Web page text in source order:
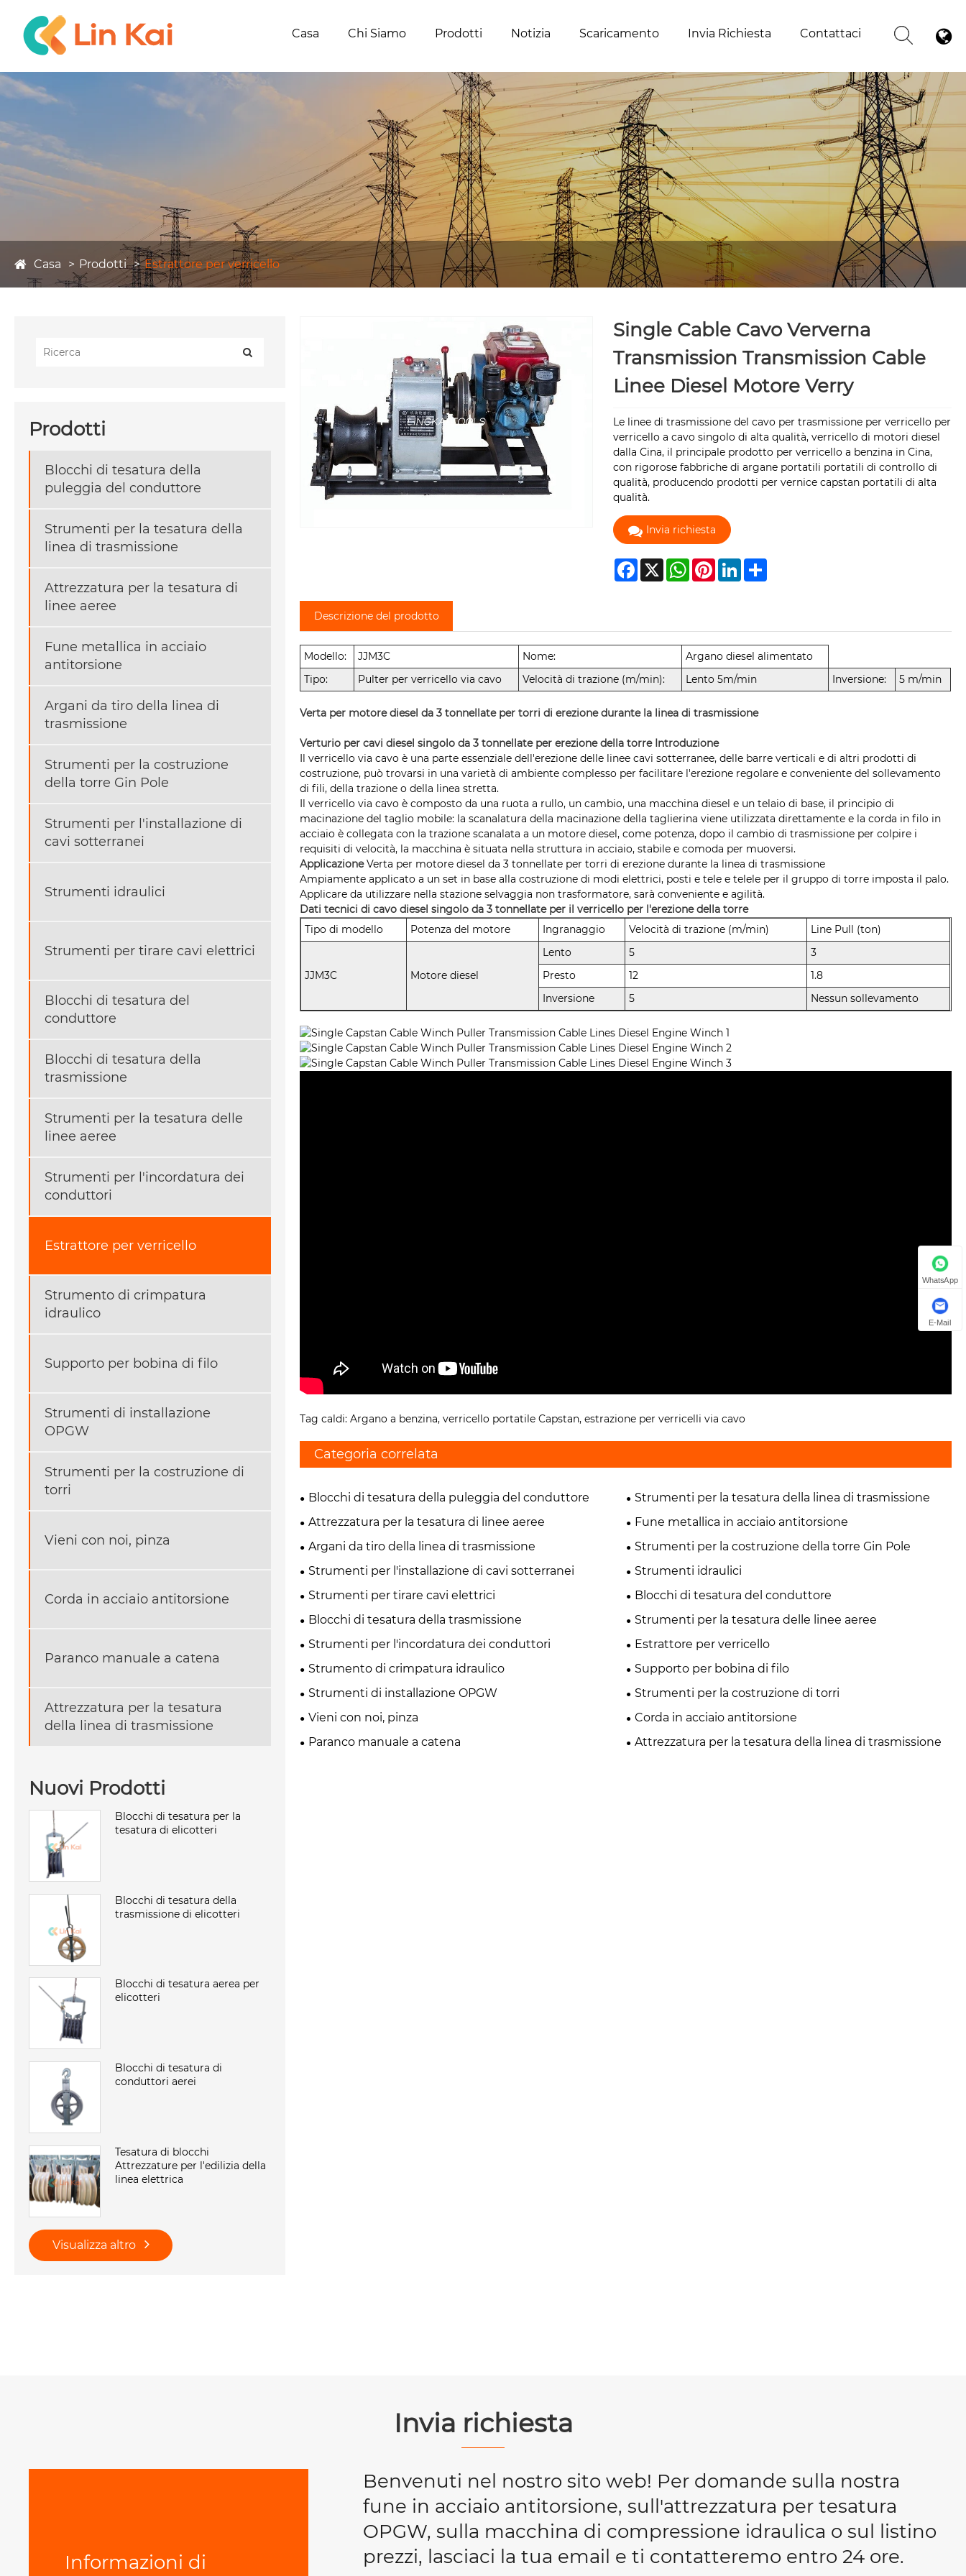
Casa Chi Siamo Prodotti Notizia Scaricamento Invia Richiesta Contattaci
Casa Prodotti Estrattore per verricello
Prodotti
Blocchi di tesatura della
puleggia del conduttore
Strumenti per la tesatura della
linea di trasmissione
Attrezzatura per la tesatura di
linee aeree
Fune metallica in acciaio
antitorsione
Argani da tiro della linea di
trasmissione
Strumenti per la costruzione
della torre Gin Pole
Strumenti per l'installazione di
cavi sotterranei
Strumenti idraulici
Strumenti per tirare cavi elettrici
Blocchi di tesatura del
conduttore
Blocchi di tesatura della
trasmissione
Strumenti per la tesatura delle
linee aeree
Strumenti per l'incordatura dei
conduttori
Estrattore per verricello
Strumento di crimpatura
idraulico
Supporto per bobina di filo
Strumenti di installazione
OPGW
Strumenti per la costruzione di
torri
Vieni con noi, pinza
Corda in acciaio antitorsione
Paranco manuale a catena
Attrezzatura per la tesatura
della linea di trasmissione
Nuovi Prodotti
Blocchi di tesatura per la
tesatura di elicotteri
Blocchi di tesatura della
trasmissione di elicotteri
Blocchi di tesatura aerea per
elicotteri
Blocchi di tesatura di
conduttori aerei
Tesatura di blocchi
Attrezzature per l'edilizia della
linea elettrica
Visualizza altro
Single Cable Cavo Ververna
Transmission Transmission Cable
Linee Diesel Motore Verry
Le linee di trasmissione del cavo per trasmissione per verricello per
verricello a cavo singolo di alta qualità, verricello di motori diesel
dalla Cina, il principale prodotto per verricello a benzina in Cina,
con rigorose fabbriche di argane portatili portatili di controllo di
qualità, producendo prodotti per vernice capstan portatili di alta
qualità.
Invia richiesta
Facebook
X WhatsApp
PinterestLinkedInShare
Descrizione del prodotto
Modello: JJM3C Nome:
Argano diesel alimentato
Tipo:
Pulter per verricello via cavo Velocità di trazione (m/min): Lento 5m/min Inversione: 5 m/min
Verta per motore diesel da 3 tonnellate per torri di erezione durante la linea di trasmissione
Verturio per cavi diesel singolo da 3 tonnellate per erezione della torre Introduzione
Il verricello via cavo è una parte essenziale dell'erezione delle linee cavi sotterranee, delle barre verticali e di altri prodotti di
costruzione, può trovarsi in una varietà di ambiente complesso per facilitare l'erezione regolare e conveniente del sollevamento
di fili, della trazione o della linea stretta.
Il verricello via cavo è composto da una ruota a rullo, un cambio, una macchina diesel e un telaio di base, il principio di
macinazione del taglio mobile: la scanalatura della macinazione della taglierina viene utilizzata direttamente e la corda in filo in
acciaio è collegata con la trazione scanalata a un motore diesel, come potenza, dopo il cambio di trasmissione per colpire i
requisiti di velocità, la macchina è situata nella struttura in acciaio, stabile e comoda per muoversi.
ApplicazioneVerta per motore diesel da 3 tonnellate per torri di erezione durante la linea di trasmissione
Ampiamente applicato a un set in base alla costruzione di modi elettrici, posti e tele e telele per il gruppo di torre imposta il palo.
Applicare da utilizzare nella stazione selvaggia non trasformatore, sarà conveniente e agilità.
Dati tecnici di cavo diesel singolo da 3 tonnellate per il verricello per l'erezione della torre
Tipo di modello
Potenza del motore Ingranaggio Velocità di trazione (m/min) Line Pull (ton)
JJM3C Motore diesel
Lento 5
3
Presto
12
1.8
Inversione
5 Nessun sollevamento
Tag caldi: Argano a benzina, verricello portatile Capstan, estrazione per verricelli via cavo
Categoria correlata
Blocchi di tesatura della puleggia del conduttore
Strumenti per la tesatura della linea di trasmissione
Attrezzatura per la tesatura di linee aeree
Fune metallica in acciaio antitorsione
Argani da tiro della linea di trasmissione
Strumenti per la costruzione della torre Gin Pole
Strumenti per l'installazione di cavi sotterranei
Strumenti idraulici
Strumenti per tirare cavi elettrici
Blocchi di tesatura del conduttore
Blocchi di tesatura della trasmissione
Strumenti per la tesatura delle linee aeree
Strumenti per l'incordatura dei conduttori
Estrattore per verricello
Strumento di crimpatura idraulico
Supporto per bobina di filo
Strumenti di installazione OPGW
Strumenti per la costruzione di torri
Vieni con noi, pinza
Corda in acciaio antitorsione
Paranco manuale a catena
Attrezzatura per la tesatura della linea di trasmissione
Invia richiesta
Informazioni di
Benvenuti nel nostro sito web! Per domande sulla nostra
fune in acciaio antitorsione, sull'attrezzatura per tesatura
OPGW, sulla macchina di compressione idraulica o sul listino
prezzi, lasciaci la tua email e ti contatteremo entro 24 ore.
WhatsApp
E-Mail